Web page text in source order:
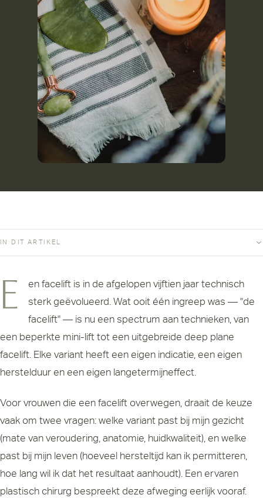
IN DIT ARTIKEL
Een facelift is in de afgelopen vijftien jaar technisch
sterk geëvolueerd. Wat ooit één ingreep was — "de
facelift" — is nu een spectrum aan technieken, van
een beperkte mini-lift tot een uitgebreide deep plane
facelift. Elke variant heeft een eigen indicatie, een eigen
herstelduur en een eigen langetermijneffect.
Voor vrouwen die een facelift overwegen, draait de keuze
vaak om twee vragen: welke variant past bij mijn gezicht
(mate van veroudering, anatomie, huidkwaliteit), en welke
past bij mijn leven (hoeveel hersteltijd kan ik permitteren,
hoe lang wil ik dat het resultaat aanhoudt). Een ervaren
plastisch chirurg bespreekt deze afweging eerlijk vooraf.